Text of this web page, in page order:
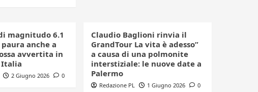
magnitudo 6.1
anche a
avvertita in
2 Giugno 2026 0
Claudio Baglioni rinvia il
GrandTour La vita è adesso”
a causa di una polmonite
interstiziale: le nuove date a
Palermo
Redazione PL 1 Giugno 2026 0